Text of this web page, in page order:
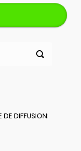
DIFFUSION: